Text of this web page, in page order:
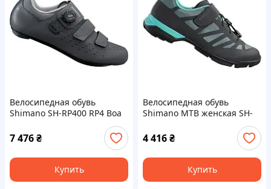
Велосипедная обувь
Shimano SH-RP400 RP4 Boa
7 476₴
Купить
Велосипедная обувь
Shimano MTB женская SH-
MT502 MT5 серая морская
р. 37
4 416₴
Купить